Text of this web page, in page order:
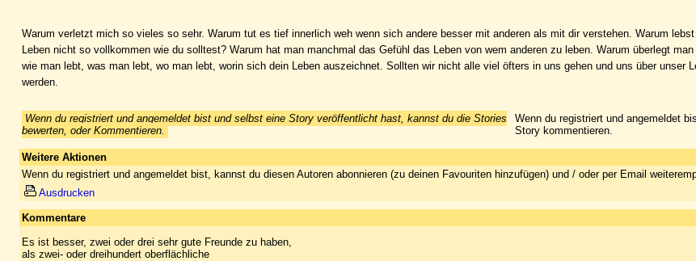
Warum verletzt mich so vieles so sehr. Warum tut es tief innerlich weh wenn sich andere besser mit anderen als mit dir verstehen. Warum
Leben nicht so vollkommen wie du solltest? Warum hat man manchmal das Gefühl das Leben von wem anderen zu leben. Warum überlegt man
wie man lebt, was man lebt, wo man lebt, worin sich dein Leben auszeichnet. Sollten wir nicht alle viel öfters in uns gehen und uns über unser
werden.
Wenn du registriert und angemeldet bist und selbst eine Story veröffentlicht hast, kannst du die Stories
bewerten, oder Kommentieren.
Wenn du registriert und angemeldet
Story kommentieren.
Weitere Aktionen
Wenn du registriert und angemeldet bist, kannst du diesen Autoren abonnieren (zu deinen Favouriten hinzufügen) und / oder per Email
Ausdrucken
Kommentare
Es ist besser, zwei oder drei sehr gute Freunde zu haben,
als zwei- oder dreihundert oberflächliche